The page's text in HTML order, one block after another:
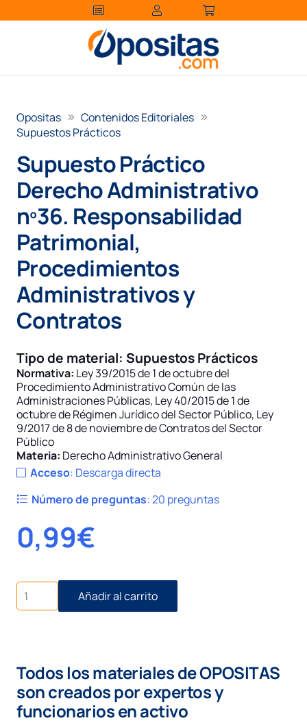
Opositas
Contenidos Editoriales
Supuestos Prácticos
Supuesto Práctico
Derecho Administrativo
nº36. Responsabilidad
Patrimonial,
Procedimientos
Administrativos y
Contratos
Tipo de material: Supuestos Prácticos
Normativa: Ley 39/2015 de 1 de octubre del
Procedimiento Administrativo Común de las
Administraciones Públicas, Ley 40/2015 de 1 de
octubre de Régimen Jurídico del Sector Público, Ley
9/2017 de 8 de noviembre de Contratos del Sector
Público
Materia: Derecho Administrativo General
Acceso: Descarga directa
Número de preguntas:20 preguntas
0,99€
Supuesto
Práctico
Derecho
Patrimonial,
Procedimientos
Administrativos
y
Añadir al carrito
Todos los materiales de OPOSITAS
son creados por expertos y
funcionarios en activo